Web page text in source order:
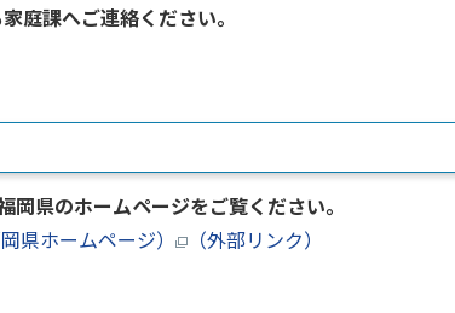
庭課へご連絡ください。
岡県のホームページをご覧ください。
県ホームページ）
（外部リンク）